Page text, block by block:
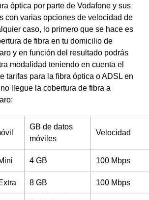
óptica por parte de Vodafone y sus
con varias opciones de velocidad de
caso, lo primero que se hace es
de fibra en tu domicilio de
y en función del resultado podrás
modalidad teniendo en cuenta el
tarifas para la fibra óptica o ADSL en
llegue la cobertura de fibra a
GB de datos
móviles
Velocidad
4 GB 100 Mbps
8 GB 100 Mbps